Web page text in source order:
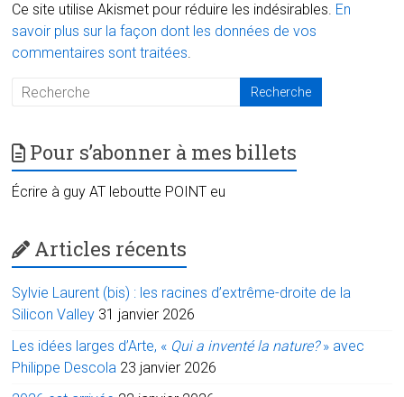
Ce site utilise Akismet pour réduire les indésirables. En
savoir plus sur la façon dont les données de vos
commentaires sont traitées.
Pour s’abonner à mes billets
Écrire à guy AT leboutte POINT eu
Articles récents
Sylvie Laurent (bis) : les racines d’extrême-droite de la
Silicon Valley 31 janvier 2026
Les idées larges d’Arte, « Qui a inventé la nature?» avec
Philippe Descola 23 janvier 2026